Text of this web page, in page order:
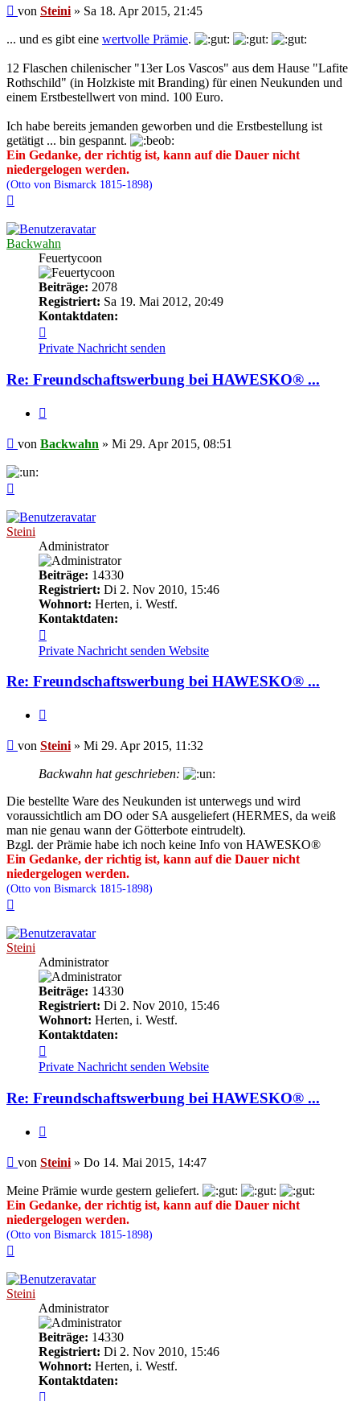
Beitrag
von Steini » Sa 18. Apr 2015, 21:45
... und es gibt eine wertvolle Prämie.
12 Flaschen chilenischer "13er Los Vascos" aus dem Hause "Lafite
Rothschild" (in Holzkiste mit Branding) für einen Neukunden und
einem Erstbestellwert von mind. 100 Euro.
Ich habe bereits jemanden geworben und die Erstbestellung ist
getätigt ... bin gespannt.
Ein Gedanke, der richtig ist, kann auf die Dauer nicht
niedergelogen werden.
(Otto von Bismarck 1815-1898)
Backwahn
Feuertycoon
Beiträge: 2078
Registriert: Sa 19. Mai 2012, 20:49
Kontaktdaten:
von
Backwahn
Private Nachricht senden
Re: Freundschaftswerbung bei HAWESKO® ...
Beitrag
von Backwahn » Mi 29. Apr 2015, 08:51
Steini
Administrator
Beiträge: 14330
Registriert: Di 2. Nov 2010, 15:46
Wohnort: Herten, i. Westf.
Kontaktdaten:
von
Steini
Private Nachricht senden Website
Re: Freundschaftswerbung bei HAWESKO® ...
Beitrag
von Steini » Mi 29. Apr 2015, 11:32
Backwahn hat geschrieben:
Die bestellte Ware des Neukunden ist unterwegs und wird
voraussichtlich am DO oder SA ausgeliefert (HERMES, da weiß
man nie genau wann der Götterbote eintrudelt).
Bzgl. der Prämie habe ich noch keine Info von HAWESKO®
Ein Gedanke, der richtig ist, kann auf die Dauer nicht
niedergelogen werden.
(Otto von Bismarck 1815-1898)
Steini
Administrator
Beiträge: 14330
Registriert: Di 2. Nov 2010, 15:46
Wohnort: Herten, i. Westf.
Kontaktdaten:
von
Steini
Private Nachricht senden Website
Re: Freundschaftswerbung bei HAWESKO® ...
Beitrag
von Steini » Do 14. Mai 2015, 14:47
Meine Prämie wurde gestern geliefert.
Ein Gedanke, der richtig ist, kann auf die Dauer nicht
niedergelogen werden.
(Otto von Bismarck 1815-1898)
Steini
Administrator
Beiträge: 14330
Registriert: Di 2. Nov 2010, 15:46
Wohnort: Herten, i. Westf.
Kontaktdaten: